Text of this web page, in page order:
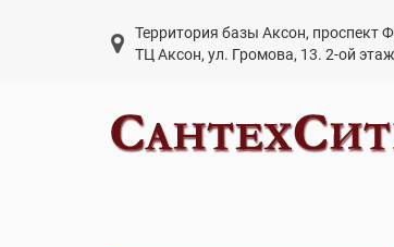
Территория базы Аксон, проспект
ТЦ Аксон, ул. Громова, 13. 2-ой этаж